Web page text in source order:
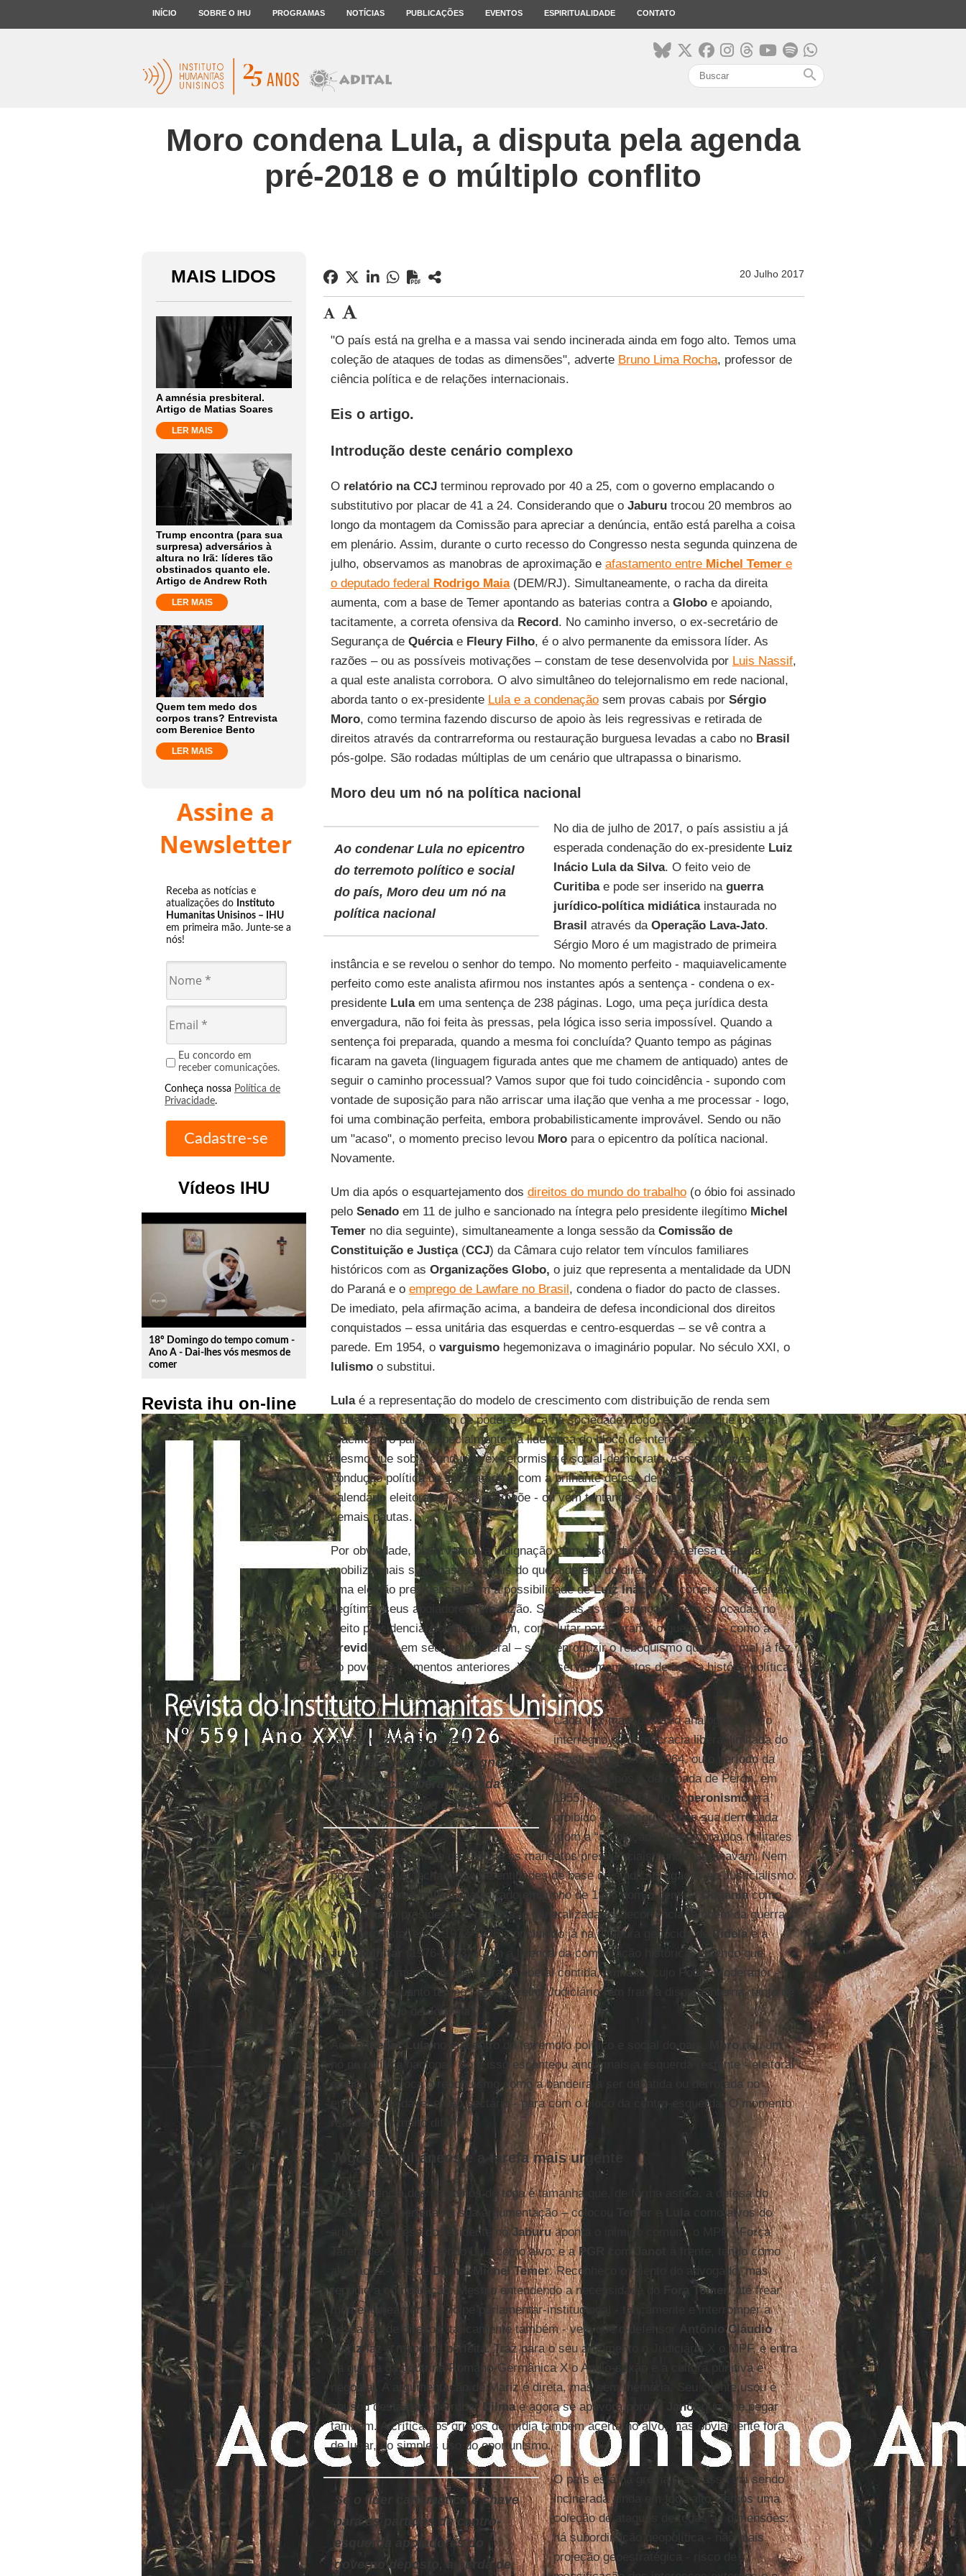
INÍCIO SOBRE O IHU PROGRAMAS NOTÍCIAS PUBLICAÇÕES EVENTOS ESPIRITUALIDADE CONTATO
search
Moro condena Lula, a disputa pela agenda
pré-2018 e o múltiplo conflito
MAIS LIDOS
A amnésia presbiteral.
Artigo de Matias Soares
LER MAIS
Trump encontra (para sua
surpresa) adversários à
altura no Irã: líderes tão
obstinados quanto ele.
Artigo de Andrew Roth
LER MAIS
Quem tem medo dos
corpos trans? Entrevista
com Berenice Bento
LER MAIS
Assine a
Newsletter
Receba as notícias e
atualizações do Instituto
Humanitas Unisinos – IHU
em primeira mão. Junte-se a
nós!
Eu concordo em
receber comunicações.
Conheça nossa Política de
Privacidade.
Vídeos IHU
play_circle_outline
18º Domingo do tempo comum -
Ano A - Dai-lhes vós mesmos de
comer
Revista ihu on-line
20 Julho 2017
"O país está na grelha e a massa vai sendo incinerada ainda em fogo alto. Temos uma
coleção de ataques de todas as dimensões", adverte Bruno Lima Rocha, professor de
ciência política e de relações internacionais.
Eis o artigo.
Introdução deste cenário complexo
O relatório na CCJterminou reprovado por 40 a 25, com o governo emplacando o
substitutivo por placar de 41 a 24. Considerando que o Jaburutrocou 20 membros ao
longo da montagem da Comissão para apreciar a denúncia, então está parelha a coisa
em plenário. Assim, durante o curto recesso do Congresso nesta segunda quinzena de
julho, observamos as manobras de aproximação e afastamento entre Michel Temere
o deputado federal Rodrigo Maia(DEM/RJ). Simultaneamente, o racha da direita
aumenta, com a base de Temer apontando as baterias contra a Globoe apoiando,
tacitamente, a correta ofensiva da Record. No caminho inverso, o ex-secretário de
Segurança de Quérciae Fleury Filho, é o alvo permanente da emissora líder. As
razões – ou as possíveis motivações – constam de tese desenvolvida por Luis Nassif,
a qual este analista corrobora. O alvo simultâneo do telejornalismo em rede nacional,
aborda tanto o ex-presidente Lula e a condenaçãosem provas cabais por Sérgio
Moro, como termina fazendo discurso de apoio às leis regressivas e retirada de
direitos através da contrarreforma ou restauração burguesa levadas a cabo no Brasil
pós-golpe. São rodadas múltiplas de um cenário que ultrapassa o binarismo.
Moro deu um nó na política nacional
Ao condenar Lula no epicentro
do terremoto político e social
do país, Moro deu um nó na
política nacional
No dia de julho de 2017, o país assistiu a já
esperada condenação do ex-presidente Luiz
Inácio Lula da Silva. O feito veio de
Curitibae pode ser inserido na guerra
jurídico-política midiáticainstaurada no
Brasil através da Operação Lava-Jato.
Sérgio Moro é um magistrado de primeira
instância e se revelou o senhor do tempo. No momento perfeito - maquiavelicamente
perfeito como este analista afirmou nos instantes após a sentença - condena o ex-
presidente Lulaem uma sentença de 238 páginas. Logo, uma peça jurídica desta
envergadura, não foi feita às pressas, pela lógica isso seria impossível. Quando a
sentença foi preparada, quando a mesma foi concluída? Quanto tempo as páginas
ficaram na gaveta (linguagem figurada antes que me chamem de antiquado) antes de
seguir o caminho processual? Vamos supor que foi tudo coincidência - supondo com
vontade de suposição para não arriscar uma ilação que venha a me processar - logo,
foi uma combinação perfeita, embora probabilisticamente improvável. Sendo ou não
um "acaso", o momento preciso levou Moropara o epicentro da política nacional.
Novamente.
Um dia após o esquartejamento dos direitos do mundo do trabalho(o óbio foi assinado
pelo Senadoem 11 de julho e sancionado na íntegra pelo presidente ilegítimoMichel
Temerno dia seguinte), simultaneamente a longa sessão da Comissão de
Constituição e Justiça(CCJ) da Câmara cujo relator tem vínculos familiares
históricos com as Organizações Globo, o juiz que representa a mentalidade da UDN
do Paraná e o emprego de Lawfare no Brasil, condena o fiador do pacto de classes.
De imediato, pela afirmação acima, a bandeira de defesa incondicional dos direitos
conquistados – essa unitária das esquerdas e centro-esquerdas – se vê contra a
parede. Em 1954, o varguismohegemonizava o imaginário popular. No século XXI, o
lulismoo substitui.
Lulaé a representação do modelo de crescimento com distribuição de renda sem
mudança na correlação de poder e força na sociedade. Logo, é o único que poderia
"pacificar" o país, especialmente na liderança do bloco de interesses populares,
mesmo que sob a condução ex-reformista e social-democrata. Assim, através da
condução política de seu partido e com a brilhante defesa de seus advogados, o
calendário eleitoral de 2018 se impõe - ou vem tentando ser imposto – sobre as
demais pautas.
Por obviedade, observamos a indignação com pesos distintos. A defesa deLula
mobiliza mais suas bases sociais do que a defesa do direito coletivo. Ao afirmar que
uma eleição presidencial sem a possibilidade deLuiz Inácioconcorrer é uma eleição
ilegítima, seus apoiadores têm razão. Se todas as esperanças forem colocadas no
pleito presidencial do ano que vem, como lutar para garantir o que resta – como a
Previdênciaem seu regime geral – sem reproduzir o reboquismo que tanto mal já fez
ao povo em momentos anteriores. Vale observar momentos de nossa história política
assim como de um paíshermano .
Cada vez mais observo
analogias com o interregno de
democracia liberal limitada do
Brasil entre 1945 e 1964
Cada vez mais observo analogias com o
interregno de democracia liberal limitada do
Brasil entre 1945 e 1964, ou o período da
Argentina após a derrubada de Perón, em
1955. No país vizinho, operonismoera
proibido de concorrer após sua derrocada
(com a “revolução” Libertadora dos militares
gorilas, em setembro de 1955) e os mandatos presidenciais nunca terminavam. Nem
por isso houve fechamento de entidades de base ou sindicais ligadas ao Justicialismo.
Nem no regime militarinaugurado em junho de 1966 com o general Onganíacomo
seu primeiro presidente. A repressão generalizada foi decorrência também da guerra
civil peronista, entre 1972-1976, concluindo já na ditadura genocida de
Videlae a
Junta Militar
(1976-1983). Com a licença da comparação histórica, entendo que
vivemos momentos de democracia liberal contida, limitada, cujo Poder Moderador -
não sei por quanto tempo - é o aparelho Judiciário (em franca disputa interna, tanto de
controle como de doutrina).
Ao condenar Lulano epicentro do terremoto político e social do país, Morodeu um
nó na política nacional. Com isso escanteou ainda mais a esquerda restante - eleitoral
ou não - e coloca o reboquismo como a bandeira a ser debatida ou derrotada no
embate - saudável e não sectário - para com o bloco da centro-esquerda. O momento
realmente é muito difícil.
Jogos simultâneos e a tarefa mais urgente
A prepotência dos paladinos de toga é tamanha que, de forma astuta, a defesa do
presidente - perfeita na sua argumentação – colocou
Temer
como alvos do
arbítrio. A defesa do residente no Jaburuaponta o inimigo comum, o MPF - Força
Tarefa de Curitiba - tendo Lula como alvo; e aPGR com
à frente, tendo como
alvo ao ex-vice de Dilma, Michel Temer. Reconheço o talento do advogado, mas
repudio a comparação. Mesmo entendendo a necessidade do
Fora Temer
, até frear
momentaneamente o golpe parlamentar-institucional - taticamente e interromper a
cessação de direitos, taticamente também - vejo que o defensor
Antônio Cláudio
Mariz faz a manobra perfeita. Traz para o seu argumento o Judiciário X o MPF, e entra
na guerra da doutrina Romano-Germânica X o Anglo-saxão e a cultura punitiva e
negocial. A argumentação de Mariz é direta, mas sem memória. Seu cliente usou e
abusou desta para derrubar Dilmae agora se apavora porque Janotquer lhe pegar
também. A crítica aos grupos de mídia também acerta no alvo, mas obviamente fora
de lugar, no simples uso do oportunismo.
Se o líder carismático é chave
para os partidos de centro-
esquerda apoiadores do
governo deposto, a perda de
O país está na grelha e a massa vai sendo
incinerada ainda em fogo alto. Temos uma
coleção de ataques de todas as dimensões:
há subordinação geopolítica - não mais
projeção geoestratégica - risco de